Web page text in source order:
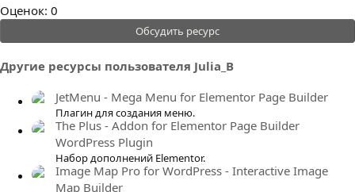
0
.
0
0
з
Оценок: 0
Обсудить ресурс
Другие ресурсы пользователя Julia_B
JetMenu - Mega Menu for Elementor Page Builder
Плагин для создания меню.
The Plus - Addon for Elementor Page Builder
WordPress Plugin
Набор дополнений Elementor.
Image Map Pro for WordPress - Interactive Image
Map Builder